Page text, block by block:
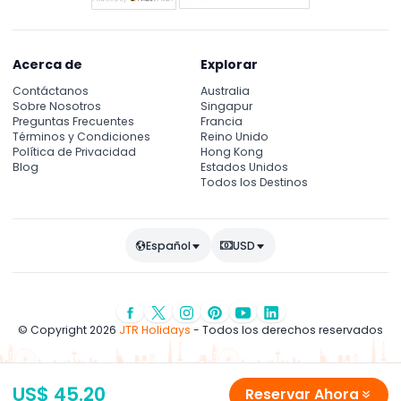
US$ 45.20 Reservar Ahora
Acerca de
Contáctanos
Sobre Nosotros
Preguntas Frecuentes
Términos y Condiciones
Política de Privacidad
Blog
Explorar
Australia
Singapur
Francia
Reino Unido
Hong Kong
Estados Unidos
Todos los Destinos
Español USD
© Copyright 2026 JTR Holidays - Todos los derechos reservados